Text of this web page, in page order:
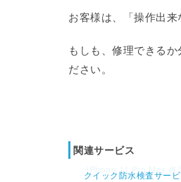
お客様は、「操作出
もしも、修理できる
ださい。
関連サービス
iPhone 11 Pro Max 修理
クイック防水検査サービ